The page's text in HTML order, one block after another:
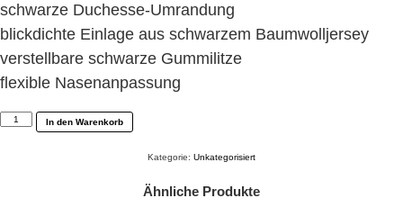
schwarze Duchesse-Umrandung
blickdichte Einlage aus schwarzem Baumwolljersey
verstellbare schwarze Gummilitze
flexible Nasenanpassung
mutterspracheIn den Warenkorb
Kategorie: Unkategorisiert
Ähnliche Produkte